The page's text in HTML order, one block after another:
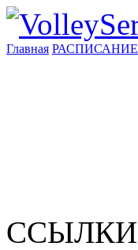
Главная РАСПИСАНИЕ
ССЫЛКИ